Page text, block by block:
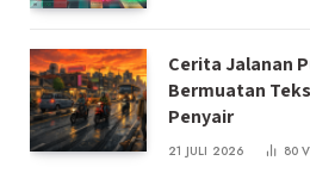
Cerita Jalanan
Bermuatan
Penyair
21 JULI 2026 80